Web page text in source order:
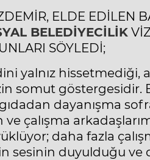
ELDE EDİLEN
BELEDİYECİLİK
SÖYLEDİ;
yalnız hissetmediği,
somut göstergesidir.
dayanışma
ve çalışma
daha fazla
sesinin duyulduğu